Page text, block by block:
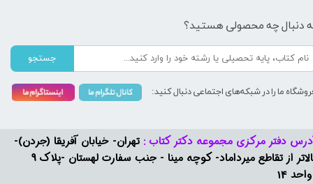
دفتر مرکزی مجموعه دکتر کتاب : تهران- خیابان آفریقا (جردن)-
بالاتر از تقاطع میرداماد- کوچه مینا - جنب سفارت لهستان -پلاک 9
14
دنبال چه محصولی هستید؟
جستجو
ما را در شبکه‌های اجتماعی دنبال کنید: